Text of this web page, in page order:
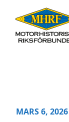
innehåll
MARS 6, 2026